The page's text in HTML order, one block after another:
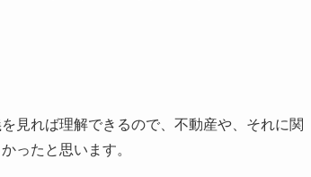
見れば理解できるので、不動産や、それに関
ったと思います。